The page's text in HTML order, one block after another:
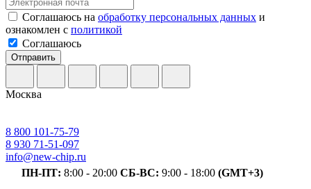
Соглашаюсь на обработку персональных данных и
ознакомлен с политикой
Соглашаюсь
Отправить
Москва
8 800 101-75-79
8 930 71-51-097
info@new-chip.ru
ПН-ПТ: 8:00 - 20:00 СБ-ВС: 9:00 - 18:00 (GMT+3)